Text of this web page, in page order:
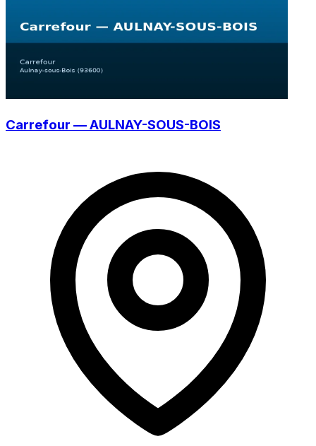
Carrefour — AULNAY-SOUS-BOIS